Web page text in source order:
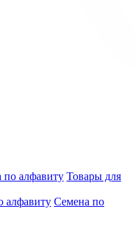
по алфавиту Товары для
алфавиту Семена по